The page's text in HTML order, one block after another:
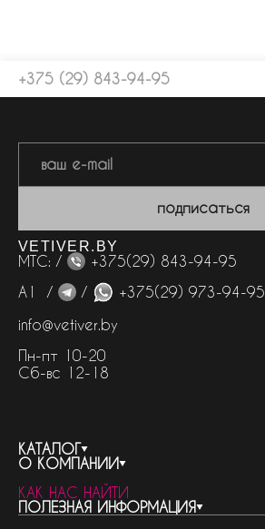
+375 (29) 843-94-95
подписаться
VETIVER.BY
МТС: /
+375(29) 843-94-95
А1 /
/
+375(29) 973-94-95
info@vetiver.by
Пн-пт 10-20
Сб-вс 12-18
КАТАЛОГ
весь каталог
бренды
женская парфюмерия
О КОМПАНИИ
контакты
о компании
КАК НАС НАЙТИ
ПОЛЕЗНАЯ ИНФОРМАЦИЯ